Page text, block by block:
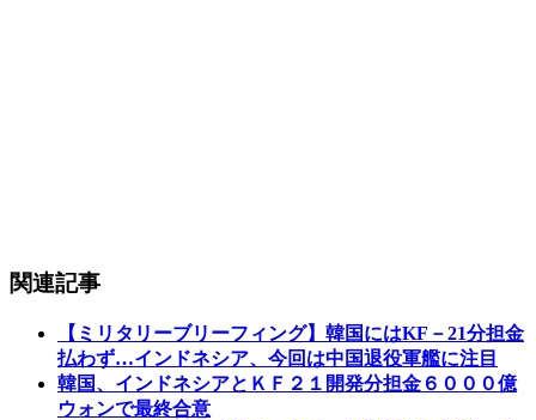
関連記事
【ミリタリーブリーフィング】韓国にはKF－21分担金
払わず…インドネシア、今回は中国退役軍艦に注目
韓国、インドネシアとＫＦ２１開発分担金６０００億
ウォンで最終合意